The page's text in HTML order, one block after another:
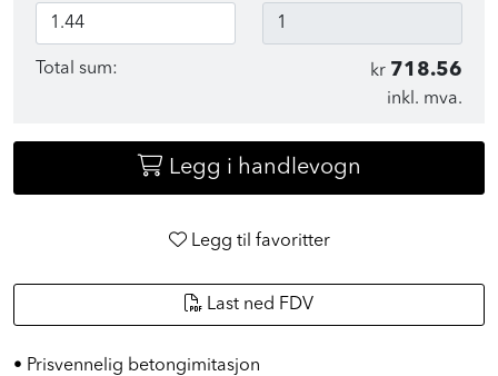
Total sum: kr 718.56
inkl. mva.
Legg i handlevogn
Legg til favoritter
Last ned FDV
• Prisvennelig betongimitasjon